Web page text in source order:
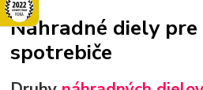
Náhradné diely pre
spotrebiče